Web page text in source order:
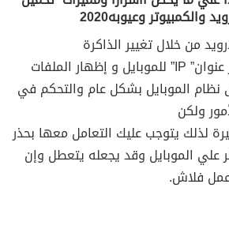
من خلال تغيير الذاكرة
الخارجية”ROM” وتغيير عنوان” IP” للموبايل و إظهار الملفات
نظام الموبايل بشكل عام والتحكم في
ولكن
لذلك يتوجب عليك التعامل معها بحذر
الموبايل وقد يجعله يتعطل وإن
فلاش.